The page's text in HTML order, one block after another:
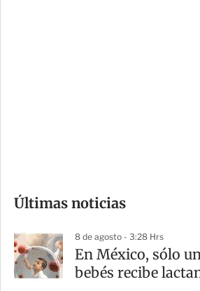
m
a
r
Últimas noticias
8 de agosto - 3:28 Hrs
En México, sólo
bebés recibe